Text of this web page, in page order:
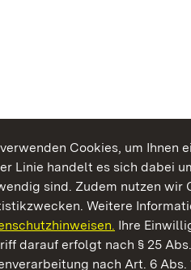
Cookies, um Ihnen
Linie handelt es sich dabei
sind. Zudem nutzen wir
Weitere
Ihre
darauf erfolgt nach § 25
nach Art. 6 Abs.
Kommen. Staunen. Genießen.